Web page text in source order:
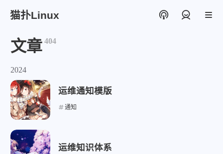
猫扑Linux
文章 404
2024
运维通知模版
通知
运维知识体系